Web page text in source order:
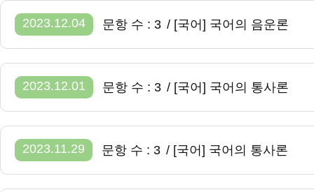
2023.12.04 문항 수 : 3 / [국어] 국어의 음운론
2023.12.01 문항 수 : 3 / [국어] 국어의 통사론
2023.11.29 문항 수 : 3 / [국어] 국어의 통사론